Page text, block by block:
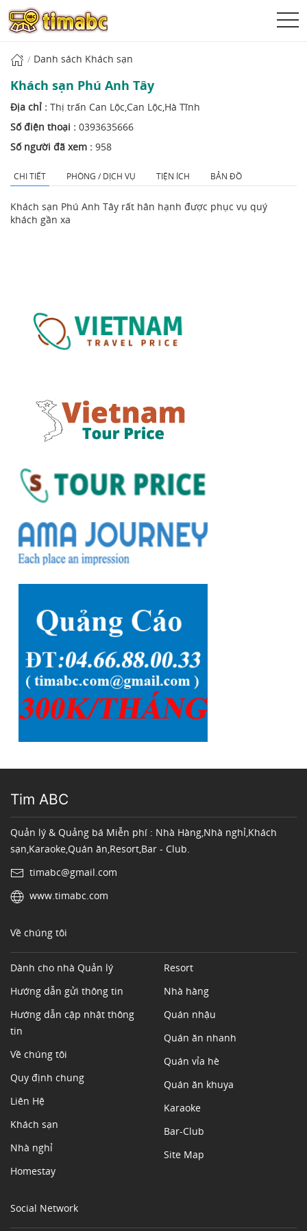
Danh sách Khách sạn
Khách sạn Phú Anh Tây
Địa chỉ : Thị trấn Can Lộc,Can Lộc,Hà Tĩnh
Số điện thoại : 0393635666
Số người đã xem : 958
CHI TIẾT PHÒNG / DỊCH VỤ TIỆN ÍCH BẢN ĐỒ
Khách sạn Phú Anh Tây rất hân hạnh được phục vụ quý
khách gần xa
Tim ABC
Quản lý & Quảng bá Miễn phí : Nhà Hàng,Nhà nghỉ,Khách
sạn,Karaoke,Quán ăn,Resort,Bar - Club.
timabc@gmail.com
www.timabc.com
Về chúng tôi
Dành cho nhà Quản lý
Hướng dẫn gửi thông tin
Hướng dẫn cập nhật thông
tin
Về chúng tôi
Quy định chung
Liên Hệ
Khách sạn
Nhà nghỉ
Homestay
Resort
Nhà hàng
Quán nhậu
Quán ăn nhanh
Quán vỉa hè
Quán ăn khuya
Karaoke
Bar-Club
Site Map
Social Network